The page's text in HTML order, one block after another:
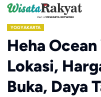
YOGYAKARTA
Heha
Lokasi,
Buka, Daya